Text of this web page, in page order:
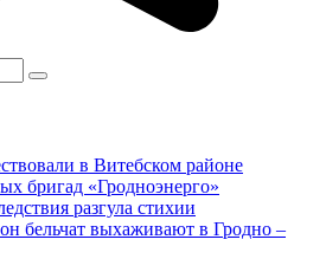
в Витебском районе
бригад «Гродноэнерго»
разгула стихии
бельчат выхаживают в Гродно –